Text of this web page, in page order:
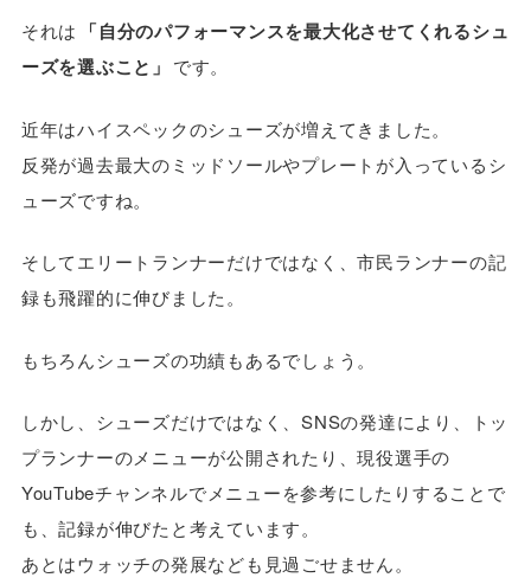
それは
「自分のパフォーマンスを最大化させてくれるシュ
ーズを選ぶこと」 です。
近年はハイスペックのシューズが増えてきました。
反発が過去最大のミッドソールやプレートが入っているシ
ューズですね。
そしてエリートランナーだけではなく、市民ランナーの記
録も飛躍的に伸びました。
もちろんシューズの功績もあるでしょう。
しかし、シューズだけではなく、SNSの発達により、トッ
プランナーのメニューが公開されたり、現役選手の
YouTubeチャンネルでメニューを参考にしたりすることで
も、記録が伸びたと考えています。
あとはウォッチの発展なども見過ごせません。